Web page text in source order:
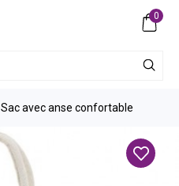
0
Sac avec anse confortable